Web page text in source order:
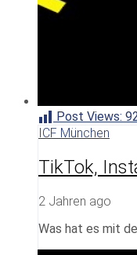
Post Views:
ICF München
TikTok,
2 Jahren ago
Was hat es mit